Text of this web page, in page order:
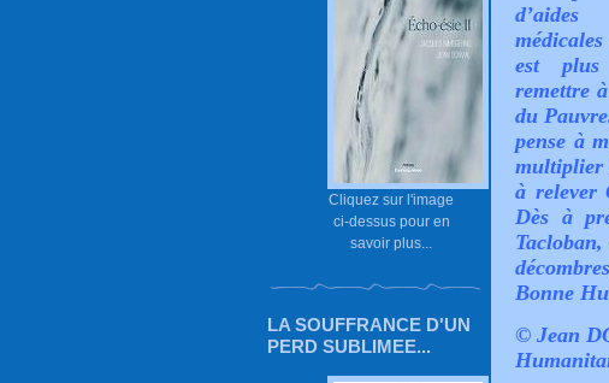
Cliquez sur l'image
ci-dessus pour en
savoir plus...
LA SOUFFRANCE D'UN
PERD SUBLIMEE...
est
remettre
du
pense à
multiplier
à relever
Dès à
Bonne
© Jean